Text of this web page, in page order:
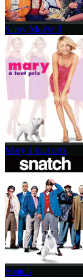
Scary Movie 3
Mary à tout prix
Snatch